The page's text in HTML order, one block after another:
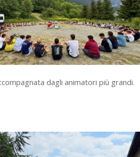
dagli animatori più grandi.